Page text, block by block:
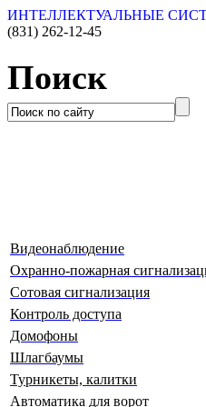
ИНТЕЛЛЕКТУАЛЬНЫЕ
(831) 262-12-45
Поиск
Видеонаблюдение
Охранно-пожарная
Сотовая сигнализация
Контроль доступа
Домофоны
Шлагбаумы
Турникеты, калитки
Автоматика для ворот